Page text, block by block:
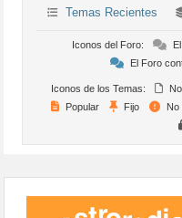
Temas Recientes
Iconos del Foro:
El Foro
Iconos de los Temas:
Popular
Fijo No